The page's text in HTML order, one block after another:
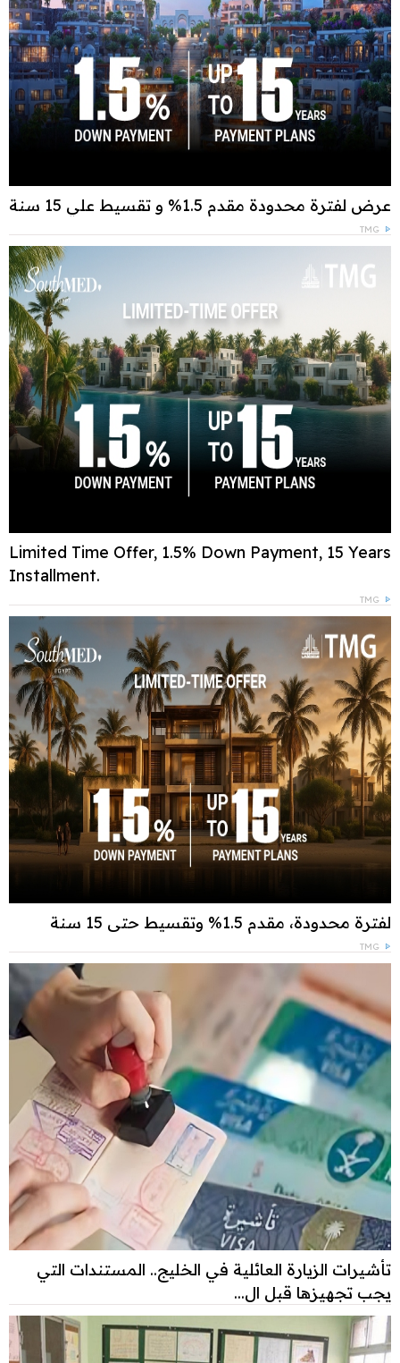
عرض لفترة محدودة مقدم 1.5% و تقسيط علي 15 سنة
TMG
Limited Time Offer, 1.5% Down Payment, 15 Years
Installment.
TMG
لفترة محدودة، مقدم 1.5% وتقسيط حتى 15 سنة
TMG
تأشيرات الزيارة العائلية في الخليج.. المستندات التي
يجب تجهيزها قبل ال...